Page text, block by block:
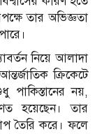
তার অভিজ্ঞতা
নিয়ে আলাদা
ক্রিকেটে
পাকিস্তানের নয়,
হয়েছেন। তার
তৈরি করে। ফলে